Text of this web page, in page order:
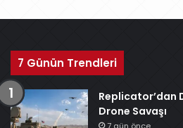
7 Günün Trendleri
Replicator’dan
Drone Savaşı